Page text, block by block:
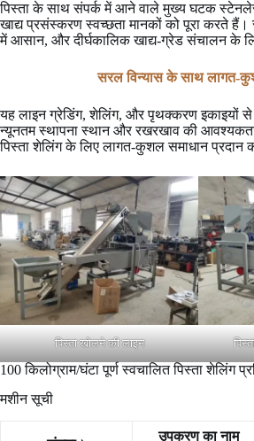
पिस्ता के साथ संपर्क में आने वाले मुख्य घटक
खाद्य प्रसंस्करण स्वच्छता मानकों को पूरा करते
में आसान, और दीर्घकालिक खाद्य-ग्रेड संचालन के
सरल विन्यास के साथ लागत-
यह लाइन ग्रेडिंग, शेलिंग, और पृथक्करण इकाइयों
न्यूनतम स्थापना स्थान और रखरखाव की
पिस्ता शेलिंग के लिए लागत-कुशल समाधान प्रदान
पिस्ता खोलने की लाइन
100 किलोग्राम/घंटा पूर्ण स्वचालित पिस्ता शेलिंग
मशीन सूची
उपकरण का नाम